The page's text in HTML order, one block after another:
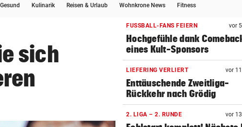
Gesund Kulinarik Reisen & Urlaub Wohnkrone News Fitness
sich
FUSSBALL-FANS FEIERN vor
Hochgefühle dank
eines Kult-Sponsors
LIEFERING VERLIERT vor
Enttäuschende Zweitliga-
Rückkehr nach Grödig
2. LIGA – 2. RUNDE vor